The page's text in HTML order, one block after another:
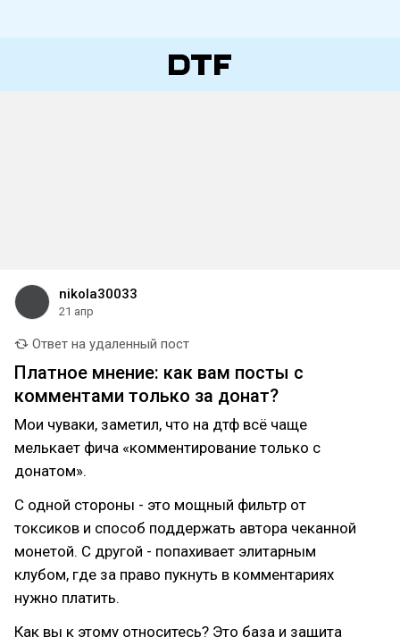
nikola30033
21 апр
Ответ на удаленный пост
Платное мнение: как вам посты с
комментами только за донат?
Мои чуваки, заметил, что на дтф всё чаще
мелькает фича «комментирование только с
донатом».
С одной стороны - это мощный фильтр от
токсиков и способ поддержать автора чеканной
монетой. С другой - попахивает элитарным
клубом, где за право пукнуть в комментариях
нужно платить.
Как вы к этому относитесь? Это база и защита